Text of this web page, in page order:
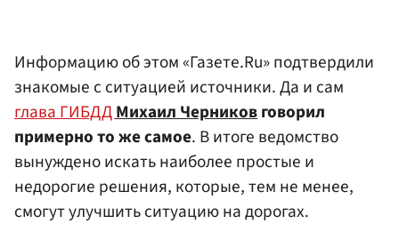
Информацию об этом «Газете.Ru» подтвердили
знакомые с ситуацией источники. Да и сам
глава ГИБДДМихаил Черниковговорил
примерно то же самое. В итоге ведомство
вынуждено искать наиболее простые и
недорогие решения, которые, тем не менее,
смогут улучшить ситуацию на дорогах.